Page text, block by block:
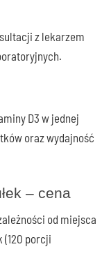
z lekarzem
D3 w jednej
oraz wydajność
– cena
od miejsca
(120 porcji